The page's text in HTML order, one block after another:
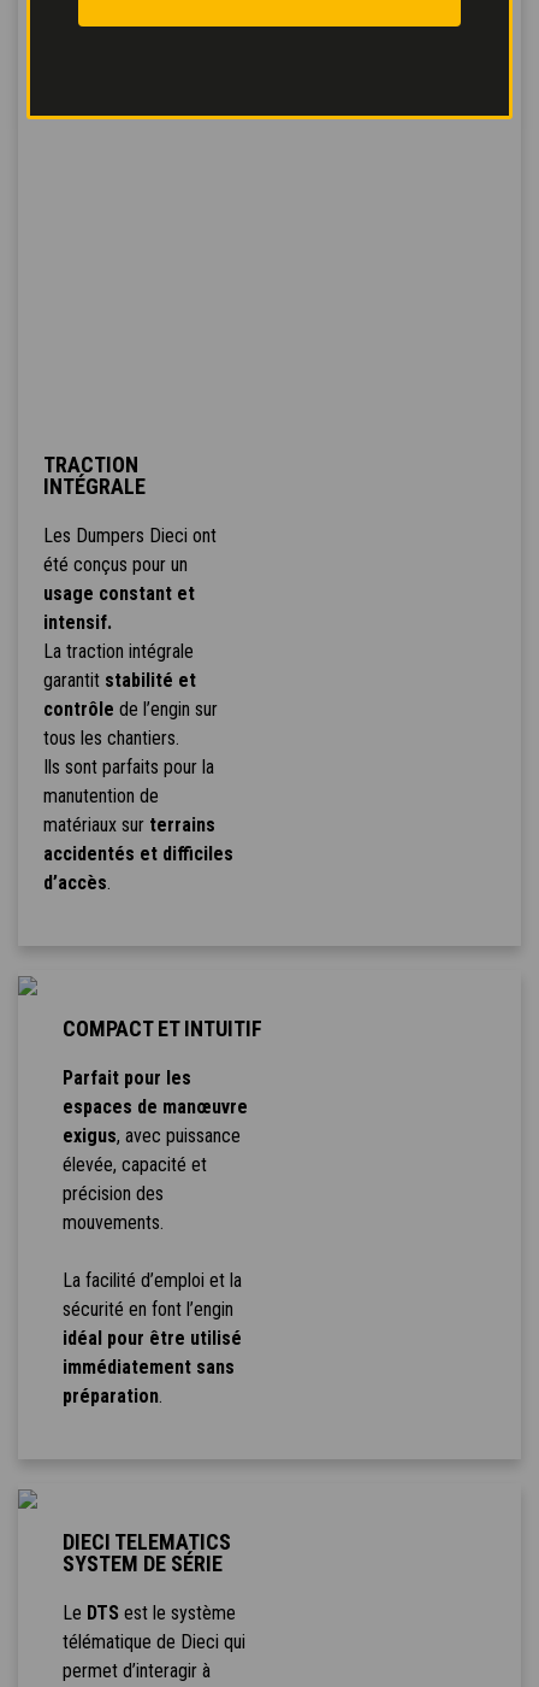
TRACTION
INTÉGRALE
Les Dumpers Dieci ont
été conçus pour un
usage constant et
intensif.
La traction intégrale
garantit stabilité et
contrôle de l’engin sur
tous les chantiers.
Ils sont parfaits pour la
manutention de
matériaux sur terrains
accidentés et difficiles
d’accès.
COMPACT ET INTUITIF
Parfait pour les
espaces de manœuvre
exigus, avec puissance
élevée, capacité et
précision des
mouvements.
La facilité d’emploi et la
sécurité en font l’engin
idéal pour être utilisé
immédiatement sans
préparation.
DIECI TELEMATICS
SYSTEM DE SÉRIE
Le DTS est le système
télématique de Dieci qui
permet d’interagir à